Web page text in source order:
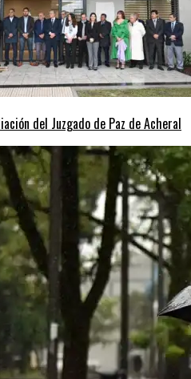
del Juzgado de Paz de Acheral